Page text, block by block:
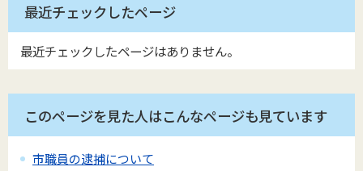
最近チェックしたページ
最近チェックしたページはありません。
このページを見た人はこんなページも見ています
市職員の逮捕について